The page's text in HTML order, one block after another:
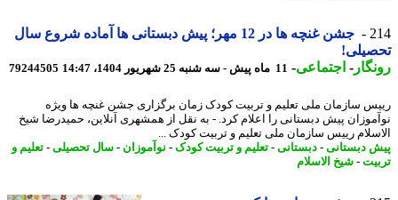
جشن غنچه ها در 12 مهر؛ پیش دبستانی ها آماده شروع سال
-اجتماعی-11 ماه پیش - سه شنبه 25 شهریور 1404، 14:47 79244505
سازمان ملی تعلیم و تربیت کودک زمان برگزاری جشن غنچه ها ویژه
پیش دبستانی را اعلام کرد. - به نقل از همشهری آنلاین، حمیدرضا شیخ
رییس سازمان ملی تعلیم و تربیت کودک ...
دبستانی-دبستانی-تعلیم و تربیت کودک-نوآموزان- سال تحصیلی-تعلیم و
-شیخ الاسلام